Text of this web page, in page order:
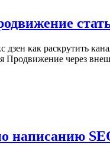
как раскрутить
через
написанию